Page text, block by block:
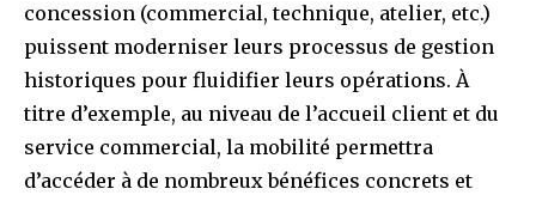
concession (commercial, technique, atelier, etc.)
puissent moderniser leurs processus de gestion
historiques pour fluidifier leurs opérations. À
titre d’exemple, au niveau de l’accueil client et du
service commercial, la mobilité permettra
d’accéder à de nombreux bénéfices concrets et